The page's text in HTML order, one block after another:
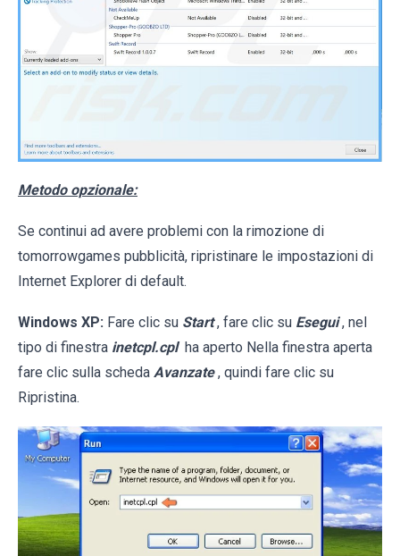
Metodo opzionale:
Se continui ad avere problemi con la rimozione di
tomorrowgames pubblicità, ripristinare le impostazioni di
Internet Explorer di default.
Windows XP: Fare clic su Start , fare clic su Esegui , nel
tipo di finestra inetcpl.cpl ha aperto Nella finestra aperta
fare clic sulla scheda Avanzate , quindi fare clic su
Ripristina.